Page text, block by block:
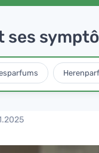
ses